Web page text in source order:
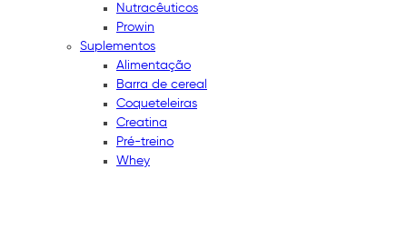
Nutracêuticos
Prowin
Suplementos
Alimentação
Barra de cereal
Coqueteleiras
Creatina
Pré-treino
Whey